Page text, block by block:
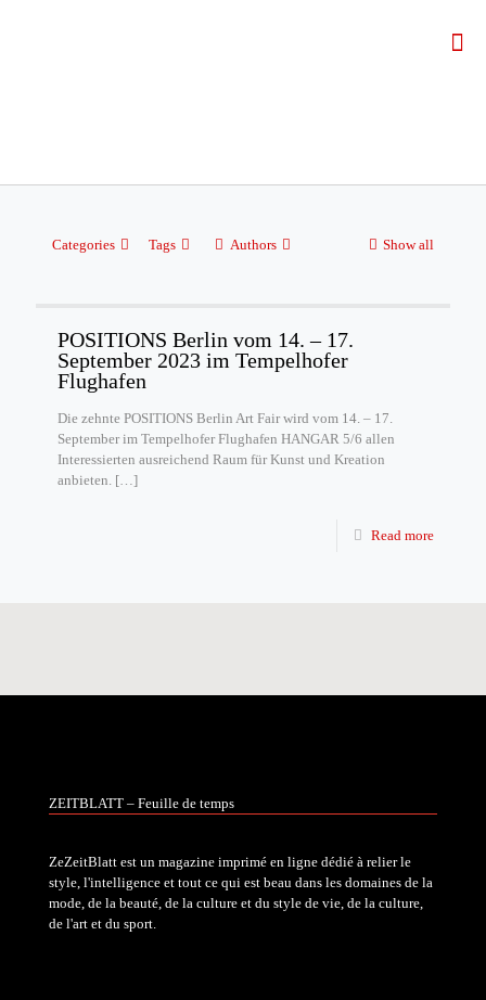
Categories Tags Authors Show all
POSITIONS Berlin vom 14. – 17.
September 2023 im Tempelhofer
Flughafen
Die zehnte POSITIONS Berlin Art Fair wird vom 14. – 17.
September im Tempelhofer Flughafen HANGAR 5/6 allen
Interessierten ausreichend Raum für Kunst und Kreation
anbieten. […]
Read more
ZEITBLATT – Feuille de temps
ZeZeitBlatt est un magazine imprimé en ligne dédié à relier le
style, l'intelligence et tout ce qui est beau dans les domaines de la
mode, de la beauté, de la culture et du style de vie, de la culture,
de l'art et du sport.